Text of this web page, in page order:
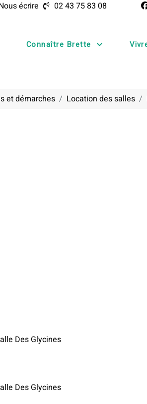
écrire 02 43 75 83 08
Connaître Brette
et démarches Location des salles
Des Glycines
Des Glycines